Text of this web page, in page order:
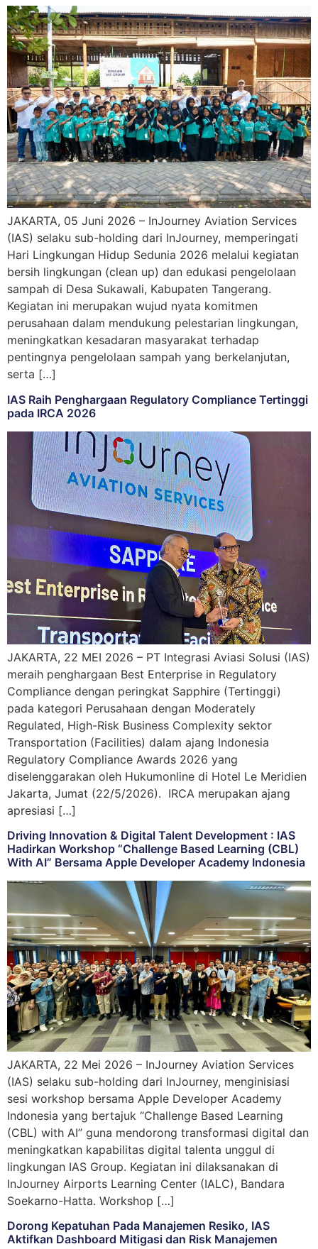
JAKARTA, 05 Juni 2026 – InJourney Aviation Services
(IAS) selaku sub-holding dari InJourney, memperingati
Hari Lingkungan Hidup Sedunia 2026 melalui kegiatan
bersih lingkungan (clean up) dan edukasi pengelolaan
sampah di Desa Sukawali, Kabupaten Tangerang.
Kegiatan ini merupakan wujud nyata komitmen
perusahaan dalam mendukung pelestarian lingkungan,
meningkatkan kesadaran masyarakat terhadap
pentingnya pengelolaan sampah yang berkelanjutan,
serta […]
IAS Raih Penghargaan Regulatory Compliance Tertinggi
pada IRCA 2026
JAKARTA, 22 MEI 2026 – PT Integrasi Aviasi Solusi (IAS)
meraih penghargaan Best Enterprise in Regulatory
Compliance dengan peringkat Sapphire (Tertinggi)
pada kategori Perusahaan dengan Moderately
Regulated, High-Risk Business Complexity sektor
Transportation (Facilities) dalam ajang Indonesia
Regulatory Compliance Awards 2026 yang
diselenggarakan oleh Hukumonline di Hotel Le Meridien
Jakarta, Jumat (22/5/2026). IRCA merupakan ajang
apresiasi […]
Driving Innovation & Digital Talent Development : IAS
Hadirkan Workshop “Challenge Based Learning (CBL)
With AI” Bersama Apple Developer Academy Indonesia
JAKARTA, 22 Mei 2026 – InJourney Aviation Services
(IAS) selaku sub-holding dari InJourney, menginisiasi
sesi workshop bersama Apple Developer Academy
Indonesia yang bertajuk “Challenge Based Learning
(CBL) with AI” guna mendorong transformasi digital dan
meningkatkan kapabilitas digital talenta unggul di
lingkungan IAS Group. Kegiatan ini dilaksanakan di
InJourney Airports Learning Center (IALC), Bandara
Soekarno-Hatta. Workshop […]
Dorong Kepatuhan Pada Manajemen Resiko, IAS
Aktifkan Dashboard Mitigasi dan Risk Manajemen